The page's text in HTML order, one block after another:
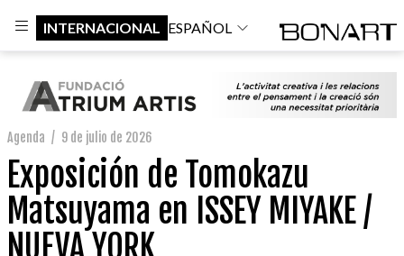
INTERNACIONAL ESPAÑOL
Agenda / 9 de julio de 2026
Exposición de Tomokazu
Matsuyama en ISSEY MIYAKE /
NUEVA YORK